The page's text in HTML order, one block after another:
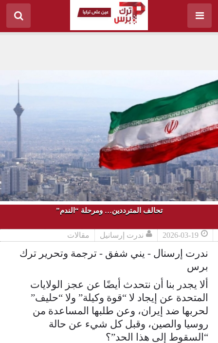
تحالف المترددين… ومرحلة “الندم”
2026-03-19 ندرت إرسانيل مقالات
ندرت إرسنال - يني شفق - ترجمة وتحرير ترك
برس
ألا يجدر بنا أن نتحدث أيضًا عن عجز الولايات
المتحدة عن إيجاد لا “قوة وكيلة” ولا “حليف”
لحربها ضد إيران، وعن طلبها المساعدة من
روسيا والصين، وقبل كل شيء عن حالة
“السقوط إلى هذا الحد”؟